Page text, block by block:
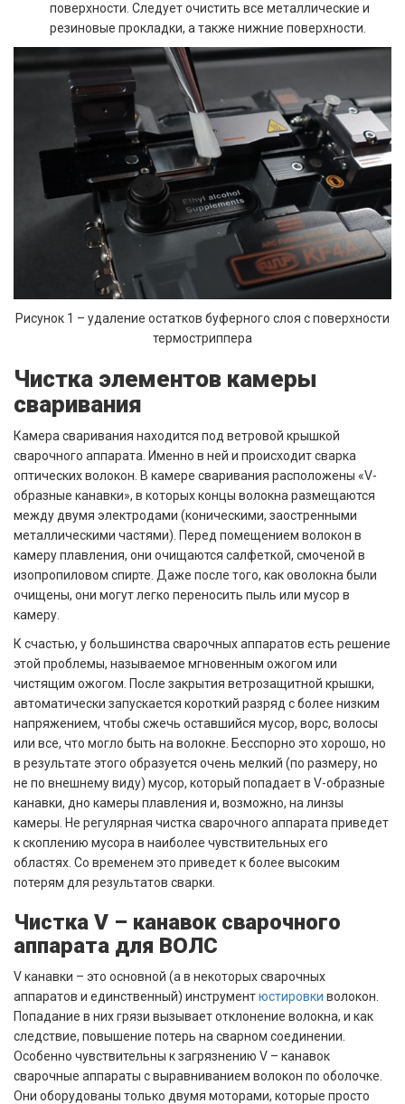
поверхности. Следует очистить все металлические и
резиновые прокладки, а также нижние поверхности.
Рисунок 1 – удаление остатков буферного слоя с поверхности
термостриппера
Чистка элементов камеры
сваривания
Камера сваривания находится под ветровой крышкой
сварочного аппарата. Именно в ней и происходит сварка
оптических волокон. В камере сваривания расположены «V-
образные канавки», в которых концы волокна размещаются
между двумя электродами (коническими, заостренными
металлическими частями). Перед помещением волокон в
камеру плавления, они очищаются салфеткой, смоченой в
изопропиловом спирте. Даже после того, как оволокна были
очищены, они могут легко переносить пыль или мусор в
камеру.
К счастью, у большинства сварочных аппаратов есть решение
этой проблемы, называемое мгновенным ожогом или
чистящим ожогом. После закрытия ветрозащитной крышки,
автоматически запускается короткий разряд с более низким
напряжением, чтобы сжечь оставшийся мусор, ворс, волосы
или все, что могло быть на волокне. Бесспорно это хорошо, но
в результате этого образуется очень мелкий (по размеру, но
не по внешнему виду) мусор, который попадает в V-образные
канавки, дно камеры плавления и, возможно, на линзы
камеры. Не регулярная чистка сварочного аппарата приведет
к скоплению мусора в наиболее чувствительных его
областях. Со временем это приведет к более высоким
потерям для результатов сварки.
Чистка V – канавок сварочного
аппарата для ВОЛС
V канавки – это основной (а в некоторых сварочных
аппаратов и единственный) инструментюстировки волокон.
Попадание в них грязи вызывает отклонение волокна, и как
следствие, повышение потерь на сварном соединении.
Особенно чувствительны к загрязнению V – канавок
сварочные аппараты с выравниванием волокон по оболочке.
Они оборудованы только двумя моторами, которые просто